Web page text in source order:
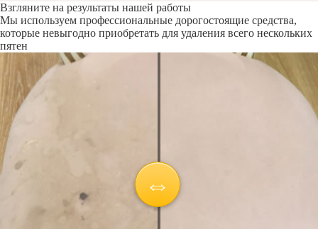
Взгляните на результаты нашей работы
Мы используем профессиональные дорогостоящие средства,
которые невыгодно приобретать для удаления всего нескольких
пятен